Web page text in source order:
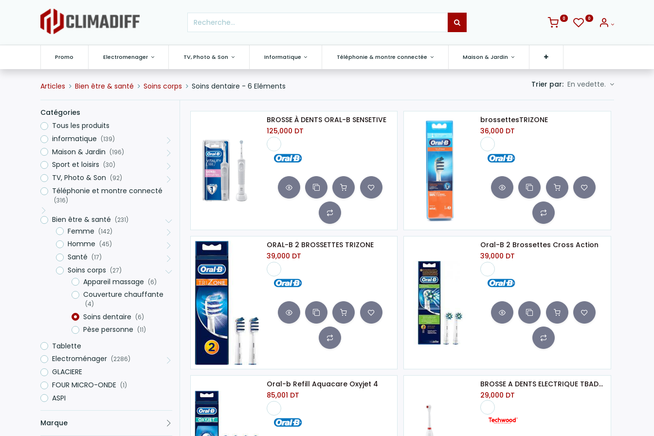
0 0
Promo Electromenager TV, Photo & Son Informatique Téléphonie & montre connectée Maison & Jardin
Articles Bien être & santé Soins corps Soins dentaire - 6 Eléments Trier par: En vedette.
Catégories
Tous les produits
informatique (139)
Maison & Jardin (196)
Sport et loisirs (30)
TV, Photo & Son (92)
Téléphonie et montre connecté
(316)
Bien être & santé (231)
Femme (142)
Homme (45)
Santé (17)
Soins corps (27)
Appareil massage (6)
Couverture chauffante
(4)
Soins dentaire (6)
Pèse personne (11)
Tablette
Electroménager (2286)
GLACIERE
FOUR MICRO-ONDE (1)
ASPI
Marque
BROSSE À DENTS ORAL-B SENSETIVE
125,000 DT
brossettesTRIZONE
36,000 DT
ORAL-B 2 BROSSETTES TRIZONE
39,000 DT
Oral-B 2 Brossettes Cross Action
39,000 DT
Oral-b Refill Aquacare Oxyjet 4
85,001 DT
BROSSE A DENTS ELECTRIQUE TBAD-035 TECHWOOD
29,000 DT